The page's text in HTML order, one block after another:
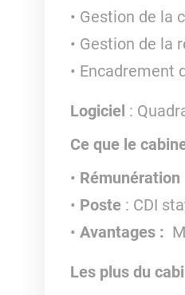
Gestion de la
Gestion de la
Encadrement
Logiciel :
Ce que le
Rémunération
Poste: CDI
Avantages :
Les plus du